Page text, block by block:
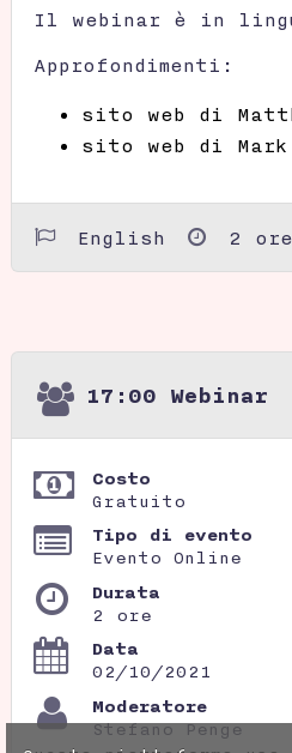
Il webinar è in
Approfondimenti:
sito web di
sito web di Mark
English 2 ore
17:00 Webinar
Costo
Gratuito
Tipo di evento
Evento Online
Durata
2 ore
Data
02/10/2021
Moderatore
Stefano Penge